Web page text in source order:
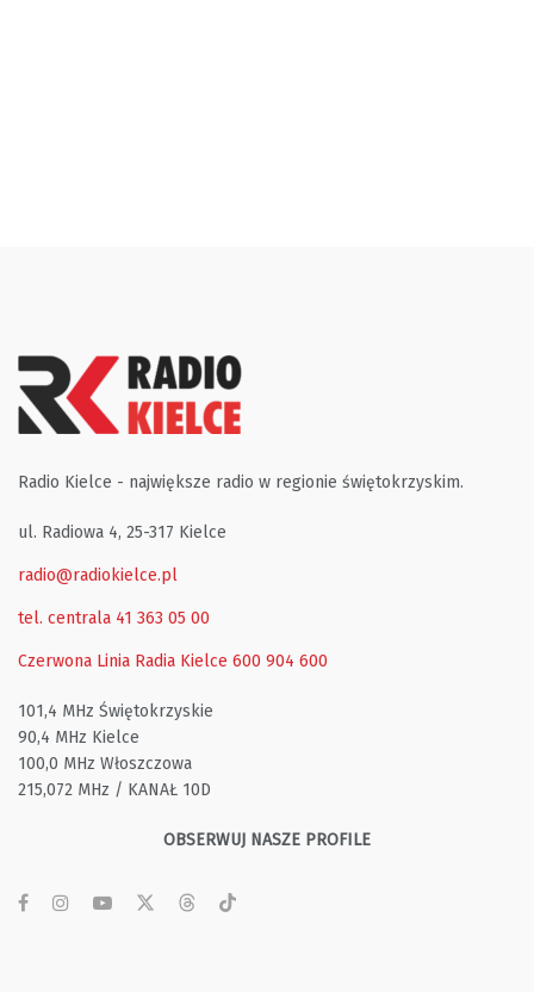
Radio Kielce - największe radio w regionie świętokrzyskim.
ul. Radiowa 4, 25-317 Kielce
radio@radiokielce.pl
tel. centrala 41 363 05 00
Czerwona Linia Radia Kielce 600 904 600
101,4 MHz Świętokrzyskie
90,4 MHz Kielce
100,0 MHz Włoszczowa
215,072 MHz / KANAŁ 10D
OBSERWUJ NASZE PROFILE